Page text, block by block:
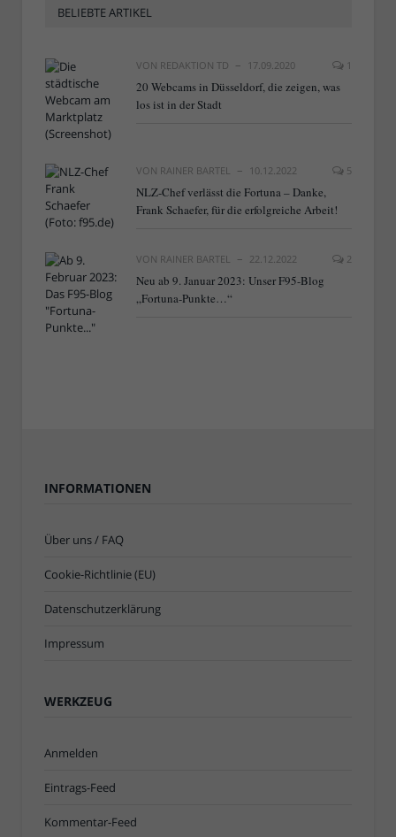
BELIEBTE ARTIKEL
VON REDAKTION TD 17.09.2020 1
20 Webcams in Düsseldorf, die zeigen, was
los ist in der Stadt
VON RAINER BARTEL 10.12.2022 5
NLZ-Chef verlässt die Fortuna – Danke,
Frank Schaefer, für die erfolgreiche Arbeit!
VON RAINER BARTEL 22.12.2022 2
Neu ab 9. Januar 2023: Unser F95-Blog
„Fortuna-Punkte…“
INFORMATIONEN
Über uns / FAQ
Cookie-Richtlinie (EU)
Datenschutzerklärung
Impressum
WERKZEUG
Anmelden
Eintrags-Feed
Kommentar-Feed